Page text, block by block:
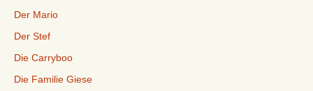
Der Mario
Der Stef
Die Carryboo
Die Familie Giese